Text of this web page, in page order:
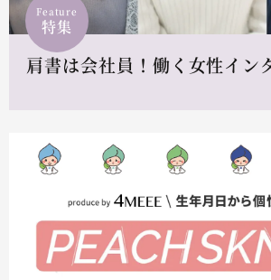
Feature
特集
肩書は会社員！働く女性イン